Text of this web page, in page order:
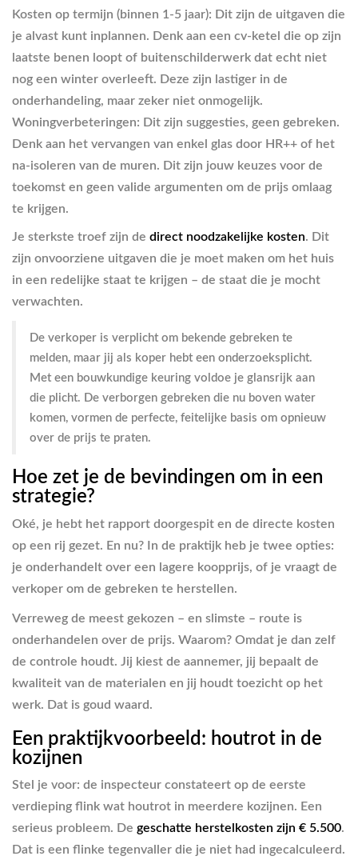
Kosten op termijn (binnen 1-5 jaar): Dit zijn de uitgaven die
je alvast kunt inplannen. Denk aan een cv-ketel die op zijn
laatste benen loopt of buitenschilderwerk dat echt niet
nog een winter overleeft. Deze zijn lastiger in de
onderhandeling, maar zeker niet onmogelijk.
Woningverbeteringen: Dit zijn suggesties, geen gebreken.
Denk aan het vervangen van enkel glas door HR++ of het
na-isoleren van de muren. Dit zijn jouw keuzes voor de
toekomst en geen valide argumenten om de prijs omlaag
te krijgen.
Je sterkste troef zijn de direct noodzakelijke kosten. Dit
zijn onvoorziene uitgaven die je moet maken om het huis
in een redelijke staat te krijgen – de staat die je mocht
verwachten.
De verkoper is verplicht om bekende gebreken te
melden, maar jij als koper hebt een onderzoeksplicht.
Met een bouwkundige keuring voldoe je glansrijk aan
die plicht. De verborgen gebreken die nu boven water
komen, vormen de perfecte, feitelijke basis om opnieuw
over de prijs te praten.
Hoe zet je de bevindingen om in een
strategie?
Oké, je hebt het rapport doorgespit en de directe kosten
op een rij gezet. En nu? In de praktijk heb je twee opties:
je onderhandelt over een lagere koopprijs, of je vraagt de
verkoper om de gebreken te herstellen.
Verreweg de meest gekozen – en slimste – route is
onderhandelen over de prijs. Waarom? Omdat je dan zelf
de controle houdt. Jij kiest de aannemer, jij bepaalt de
kwaliteit van de materialen en jij houdt toezicht op het
werk. Dat is goud waard.
Een praktijkvoorbeeld: houtrot in de
kozijnen
Stel je voor: de inspecteur constateert op de eerste
verdieping flink wat houtrot in meerdere kozijnen. Een
serieus probleem. De geschatte herstelkosten zijn € 5.500.
Dat is een flinke tegenvaller die je niet had ingecalculeerd.